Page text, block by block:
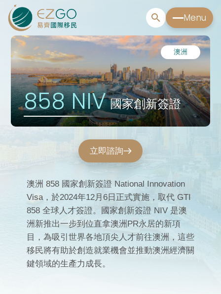
Menu
澳洲
858 NIV 國家創新簽證
立即諮詢
澳洲 858 國家創新簽證 National Innovation
Visa，於2024年12月6日正式實施，取代 GTI
858 全球人才簽證。國家創新簽證 NIV 是澳
洲新推出一步到位直拿澳洲PR永居的新項
目，為吸引世界各地頂尖人才前往澳洲，這些
移民將有助於創造就業機會並推動澳洲經濟關
鍵領域的生產力成長。